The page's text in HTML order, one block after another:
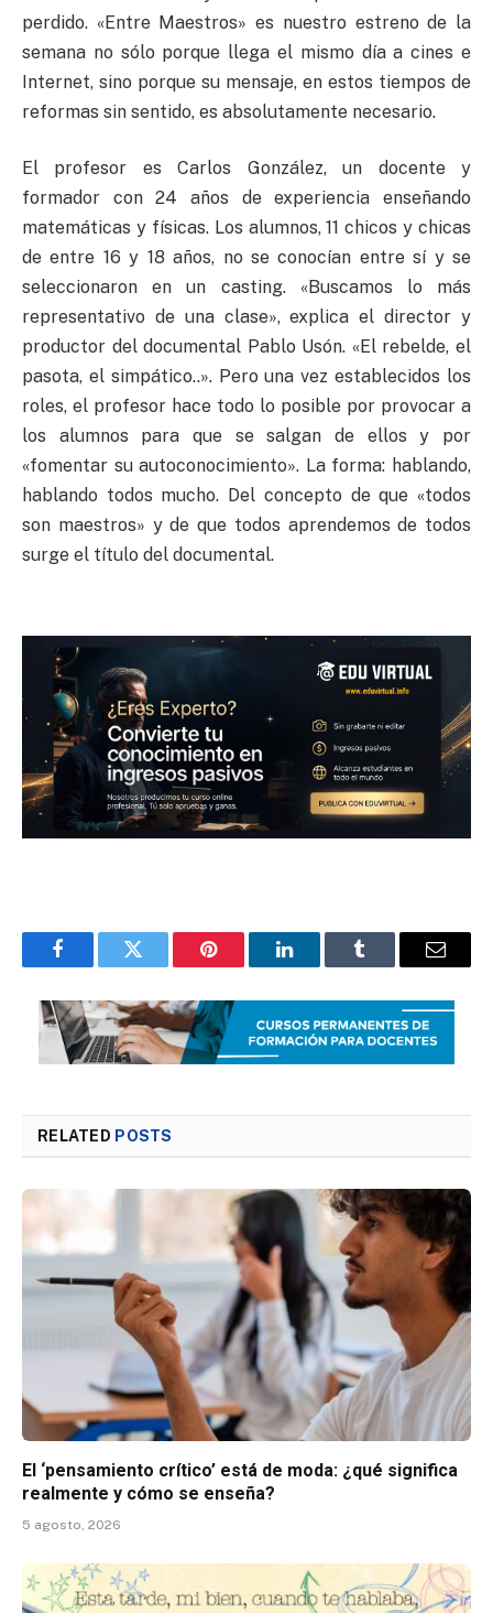
perdido. «Entre Maestros» es nuestro estreno de la
semana no sólo porque llega el mismo día a cines e
Internet, sino porque su mensaje, en estos tiempos de
reformas sin sentido, es absolutamente necesario.
El profesor es Carlos González, un docente y
formador con 24 años de experiencia enseñando
matemáticas y físicas. Los alumnos, 11 chicos y chicas
de entre 16 y 18 años, no se conocían entre sí y se
seleccionaron en un casting. «Buscamos lo más
representativo de una clase», explica el director y
productor del documental Pablo Usón. «El rebelde, el
pasota, el simpático..». Pero una vez establecidos los
roles, el profesor hace todo lo posible por provocar a
los alumnos para que se salgan de ellos y por
«fomentar su autoconocimiento». La forma: hablando,
hablando todos mucho. Del concepto de que «todos
son maestros» y de que todos aprendemos de todos
surge el título del documental.
FacebookTwitter Pinterest LinkedInTumblr Email
RELATED POSTS
El ‘pensamiento crítico’ está de moda: ¿qué significa
realmente y cómo se enseña?
5 agosto, 2026